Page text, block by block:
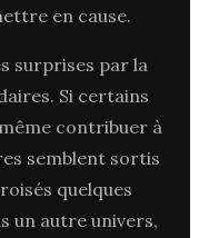
en cause.
surprises par la
Si certains
contribuer à
semblent sortis
quelques
un autre univers,